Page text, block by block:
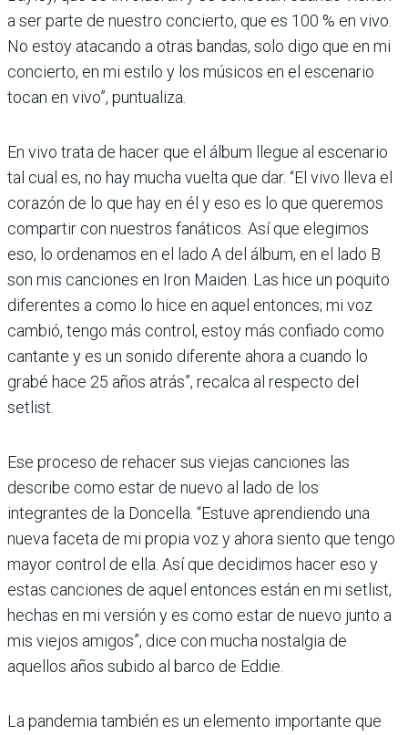
a ser parte de nuestro concierto, que es 100 % en vivo.
No estoy atacando a otras bandas, solo digo que en mi
concierto, en mi estilo y los músicos en el escenario
tocan en vivo”, puntualiza.
En vivo trata de hacer que el álbum llegue al escenario
tal cual es, no hay mucha vuelta que dar. “El vivo lleva el
corazón de lo que hay en él y eso es lo que queremos
compartir con nuestros fanáticos. Así que elegimos
eso, lo ordenamos en el lado A del álbum, en el lado B
son mis canciones en Iron Maiden. Las hice un poquito
diferentes a como lo hice en aquel entonces; mi voz
cambió, tengo más control, estoy más confiado como
cantante y es un sonido diferente ahora a cuando lo
grabé hace 25 años atrás”, recalca al respecto del
setlist.
Ese proceso de rehacer sus viejas canciones las
describe como estar de nuevo al lado de los
integrantes de la Doncella. “Estuve aprendiendo una
nueva faceta de mi propia voz y ahora siento que tengo
mayor control de ella. Así que decidimos hacer eso y
estas canciones de aquel entonces están en mi setlist,
hechas en mi versión y es como estar de nuevo junto a
mis viejos amigos”, dice con mucha nostalgia de
aquellos años subido al barco de Eddie.
La pandemia también es un elemento importante que